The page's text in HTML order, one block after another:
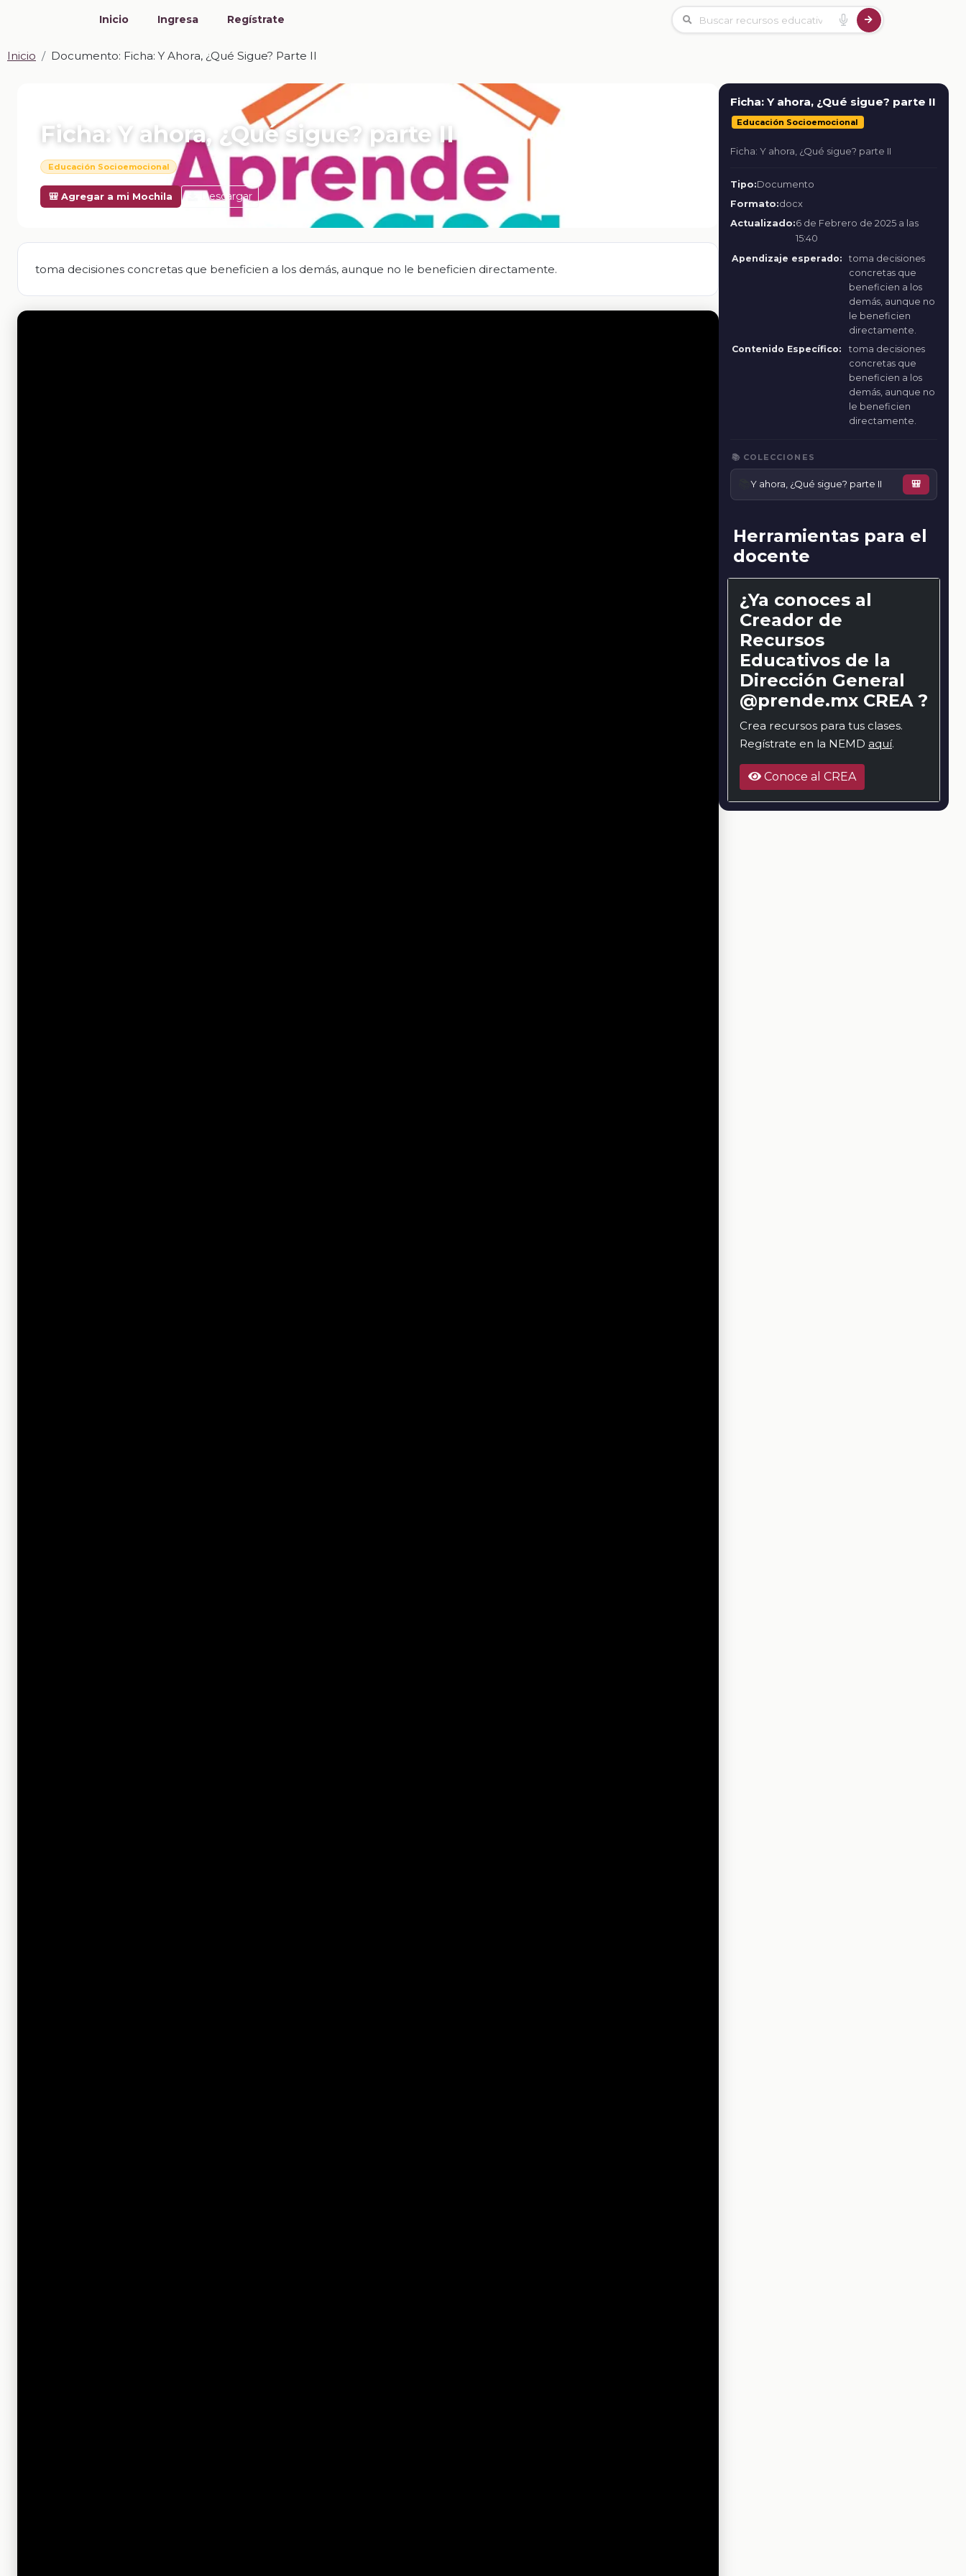
Inicio Ingresa Regístrate
Inicio Documento: Ficha: Y Ahora, ¿Qué Sigue? Parte II
Ficha: Y ahora, ¿Qué sigue? parte II
Educación Socioemocional
🎒 Agregar a mi Mochila Descargar
toma decisiones concretas que beneficien a los demás, aunque no le beneficien directamente.
Ficha: Y ahora, ¿Qué sigue? parte II
Educación Socioemocional
Ficha: Y ahora, ¿Qué sigue? parte II
Tipo:Documento
Formato:docx
Actualizado:6 de Febrero de 2025 a las
15:40
Apendizaje esperado:
toma decisiones
concretas que
beneficien a los
demás, aunque no
le beneficien
directamente.
Contenido Específico:
toma decisiones
concretas que
beneficien a los
demás, aunque no
le beneficien
directamente.
📚 COLECCIONES
📚Y ahora, ¿Qué sigue? parte II 🎒
Herramientas para el
docente
¿Ya conoces al
Creador de
Recursos
Educativos de la
Dirección General
@prende.mx CREA ?
Crea recursos para tus clases.
Regístrate en la NEMD aquí.
Conoce al CREA